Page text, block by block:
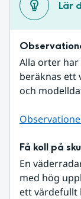
Lär
Alla orter
beräknas ett
och
Få koll på
En
med hög
ett värdefullt